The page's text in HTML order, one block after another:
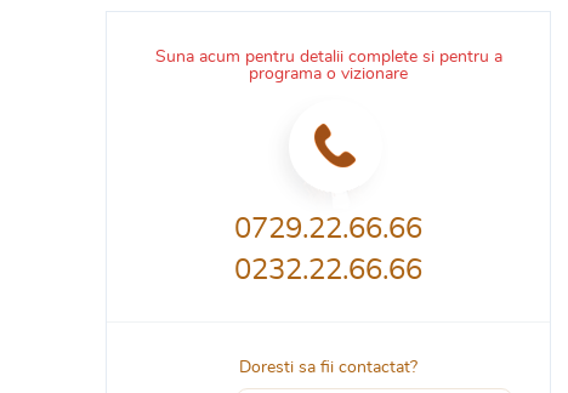
Suna acum pentru detalii complete si pentru a
programa o vizionare
0729.22.66.66
0232.22.66.66
Doresti sa fii contactat?